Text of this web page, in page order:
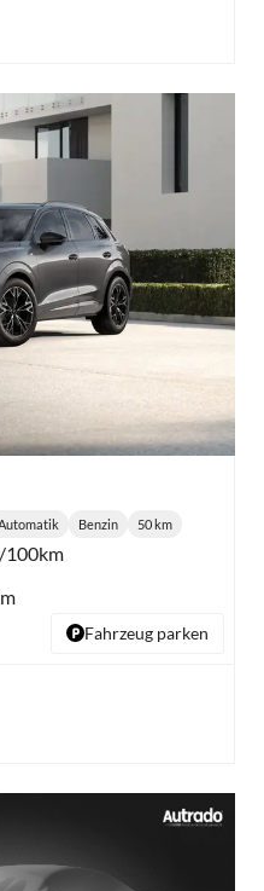
Getriebe: Kraftstoff:
Benzin
Kilometerstand:
50 km
100km
Fahrzeug parken